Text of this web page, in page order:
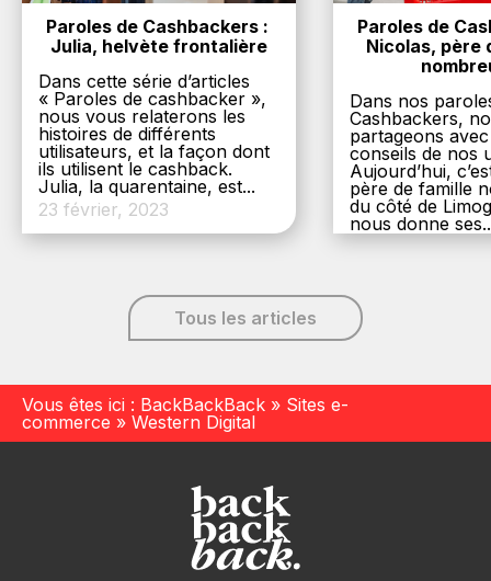
Paroles de Cashbackers :
Julia, helvète frontalière
Dans cette série d’articles
« Paroles de cashbacker »,
nous vous relaterons les
histoires de différents
utilisateurs, et la façon dont
ils utilisent le cashback.
Julia, la quarentaine, est...
23 février, 2023
Paroles de
Nicolas, père
Dans nos
Cashbackers,
partageons
conseils de nos
Aujourd’hui,
père de famille
du côté de
nous donne
Tous les articles
Vous êtes ici : BackBackBack » Sites e-
commerce » Western Digital